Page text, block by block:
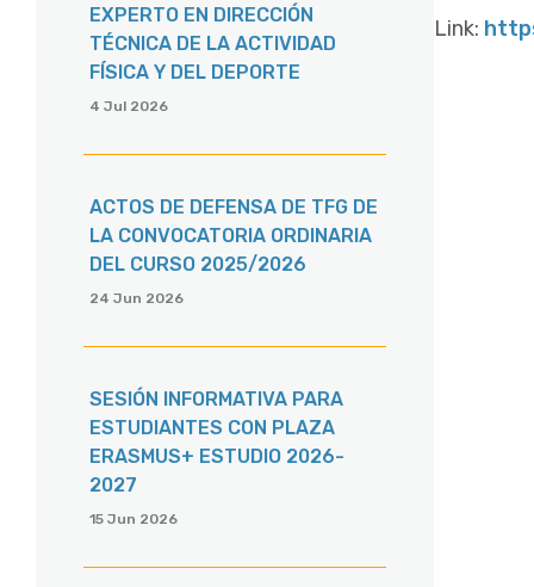
EXPERTO EN DIRECCIÓN
TÉCNICA DE LA ACTIVIDAD
FÍSICA Y DEL DEPORTE
4 Jul 2026
ACTOS DE DEFENSA DE TFG DE
LA CONVOCATORIA ORDINARIA
DEL CURSO 2025/2026
24 Jun 2026
SESIÓN INFORMATIVA PARA
ESTUDIANTES CON PLAZA
ERASMUS+ ESTUDIO 2026-
2027
15 Jun 2026
Link: